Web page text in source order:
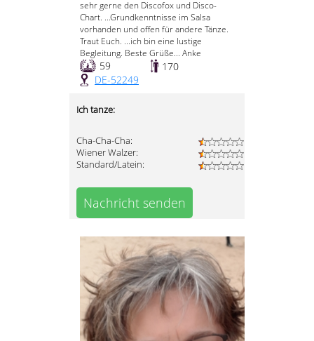
sehr gerne den Discofox und Disco-
Chart. ...Grundkenntnisse im Salsa
vorhanden und offen für andere Tänze.
Traut Euch. ...ich bin eine lustige
Begleitung. Beste Grüße... Anke
59
170
DE-52249
Ich tanze:
Cha-Cha-Cha:
Wiener Walzer:
Standard/Latein:
Nachricht senden